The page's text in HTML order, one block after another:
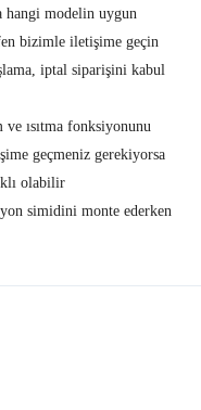
hangi modelin uygun
bizimle iletişime geçin
iptal siparişini kabul
ısıtma fonksiyonunu
geçmeniz gerekiyorsa
olabilir
simidini monte ederken